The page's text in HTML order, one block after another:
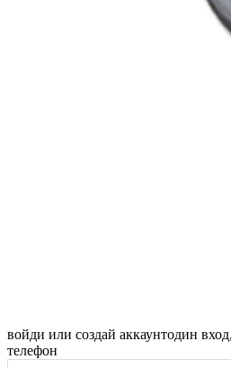
войди или создай аккаунтодин
телефон